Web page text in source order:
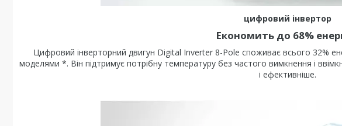
цифровий інвертор
Економить до 68%
Цифровий інверторний двигун Digital Inverter 8-Pole споживає всього 32%
моделями *. Він підтримує потрібну температуру без частого вимкнення і
і ефективніше.